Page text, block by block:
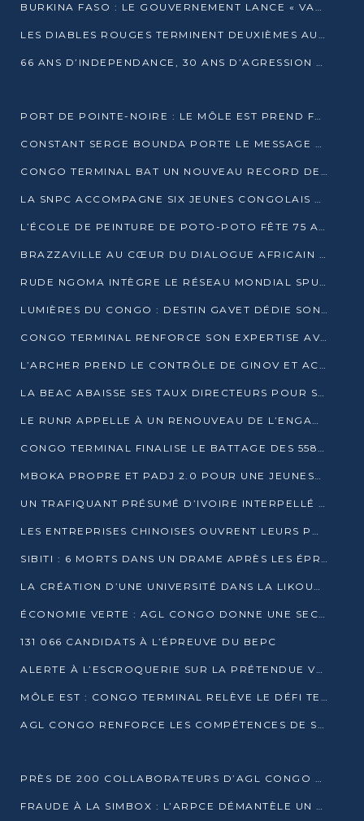
BURKINA FASO : LE GOUVERNEMENT LANCE « VACANCES UTILES 2026 » POUR FORMER LES ÉLÈVES À 15 MÉTIERS
LES DIABLES ROUGES TERMINENT DEUXIÈMES AU CHAMPIONNAT D’AFRIQUE ZONE 3
66 ANS D’INDEPENDANCE, 30 ANS D’AGRESSION RWAN DAISE : 4 PRESIDENCES, UN ECHEC COLLECTIF
PORT DE POINTE-NOIRE : LE MÔLE EST PREND FORME ET VISE LES GÉANTS DES MERS
CONSTANT SERGE BOUNDA PORTE LE MESSAGE DE COMPASSION DE DENIS SASSOU NGUESSO EN IRAN
CONGO TERMINAL BAT UN NOUVEAU RECORD DE PRODUCTIVITÉ AU PORT DE POINTE-NOIRE
LA SNPC ACCOMPAGNE SIX JEUNES CONGOLAIS AUX OLYMPIADES PANAFRICAINES DE MATHÉMATIQUES
L’ÉCOLE DE PEINTURE DE POTO-POTO FÊTE 75 ANS AU SERVICE DE L’ART CONGOLAIS
BRAZZAVILLE AU CŒUR DU DIALOGUE AFRICAIN SUR LES OBJECTIFS DE DÉVELOPPEMENT DURABLE
RUDE NGOMA INTÈGRE LE RÉSEAU MONDIAL SPUTNIK PRO APRÈS UNE FORMATION À MOSCOU
LUMIÈRES DU CONGO : DESTIN GAVET DÉDIE SON PRIX À L’UNITÉ NATIONALE ET À LA JEUNESSE
CONGO TERMINAL RENFORCE SON EXPERTISE AVEC NEUF NOUVEAUX FORMATEURS EN ENGINS PORTUAIRES
L’ARCHER PREND LE CONTRÔLE DE GINOV ET ACCÉLÈRE SON VIRAGE NUMÉRIQUE
LA BEAC ABAISSE SES TAUX DIRECTEURS POUR SOUTENIR LA CROISSANCE EN ZONE CEMAC
LE RUNR APPELLE À UN RENOUVEAU DE L’ENGAGEMENT MILITANT
CONGO TERMINAL FINALISE LE BATTAGE DES 558 PIEUX DU FUTUR QUAI DU MÔLE EST
MBOKA PROPRE ET PADJ 2.0 POUR UNE JEUNESSE PLUS AUTONOME
UN TRAFIQUANT PRÉSUMÉ D’IVOIRE INTERPELLÉ À DOLISIE
LES ENTREPRISES CHINOISES OUVRENT LEURS PORTES AUX JEUNES DIPLÔMÉS
SIBITI : 6 MORTS DANS UN DRAME APRÈS LES ÉPREUVES DU BEPC
LA CRÉATION D’UNE UNIVERSITÉ DANS LA LIKOUALA AU CŒUR D’UNE RÉFLEXION NATIONALE
ÉCONOMIE VERTE : AGL CONGO DONNE UNE SECONDE VIE À SES DÉCHETS INDUSTRIELS
131 066 CANDIDATS À L’ÉPREUVE DU BEPC
ALERTE À L’ESCROQUERIE SUR LA PRÉTENDUE VENTE DE PARCELLES AFAT
MÔLE EST : CONGO TERMINAL RELÈVE LE DÉFI TECHNIQUE DES SABLES BITUMINEUX
AGL CONGO RENFORCE LES COMPÉTENCES DE SES ÉQUIPES AVEC LA CERTIFICATION CACES® R483
PRÈS DE 200 COLLABORATEURS D’AGL CONGO EN FORMATION JUSQU’EN JUILLET
FRAUDE À LA SIMBOX : L’ARPCE DÉMANTÈLE UN RÉSEAU UTILISANT DES CARTES SIM OUGANDAISES